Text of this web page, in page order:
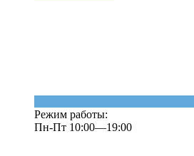
Режим работы:
Пн-Пт 10:00—19:00